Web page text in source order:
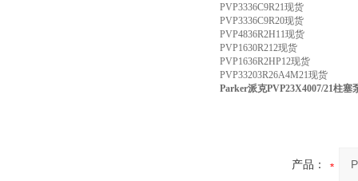
PVP3336C9R21现货
PVP3336C9R20现货
PVP4836R2H11现货
PVP1630R212现货
PVP1636R2HP12现货
PVP33203R26A4M21现货
Parker派克PVP23X4007/21柱塞
产品：